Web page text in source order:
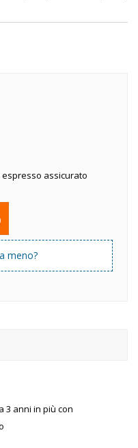
espresso assicurato
meno?
3 anni in più con